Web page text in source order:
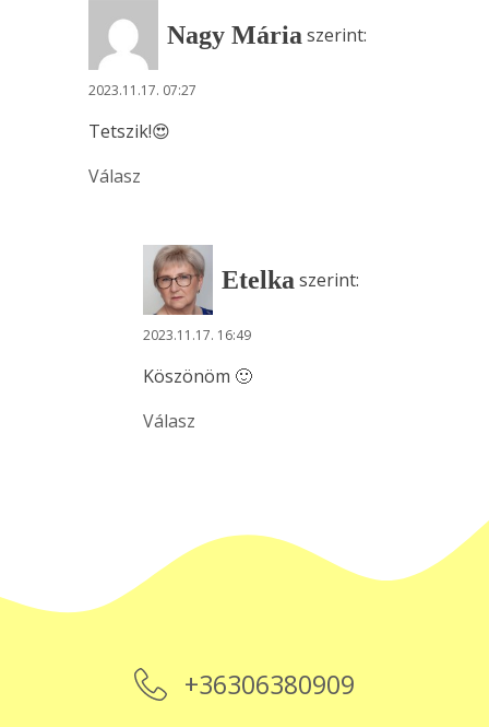
Nagy Mária szerint:
2023.11.17. 07:27
Tetszik!😍
Válasz
Etelka szerint:
2023.11.17. 16:49
Köszönöm 🙂
Válasz
+36306380909